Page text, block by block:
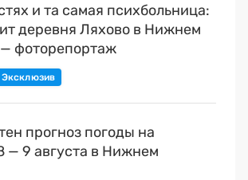
и та самая психбольница:
деревня Ляхово в Нижнем
фоторепортаж
прогноз погоды на
— 9 августа в Нижнем